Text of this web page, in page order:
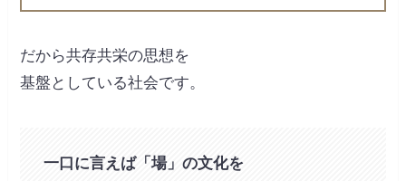
だから共存共栄の思想を
基盤としている社会です。
一口に言えば「場」の文化を